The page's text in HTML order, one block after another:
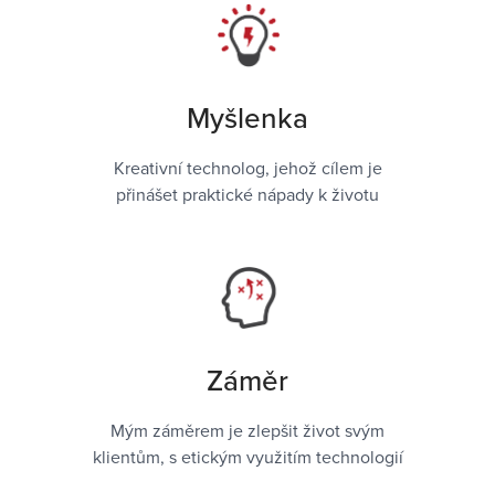
Myšlenka
Kreativní technolog, jehož cílem je
přinášet praktické nápady k životu
Záměr
Mým záměrem je zlepšit život svým
klientům, s etickým využitím technologií